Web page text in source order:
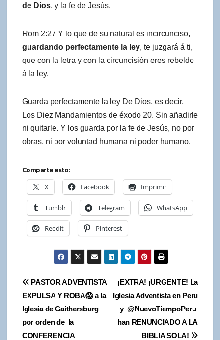
de Dios, y la fe de Jesús.
Rom 2:27 Y lo que de su natural es incircunciso,
guardando perfectamente la ley, te juzgará á ti,
que con la letra y con la circuncisión eres rebelde
á la ley.
Guarda perfectamente la ley De Dios, es decir,
Los Diez Mandamientos de éxodo 20. Sin añadirle
ni quitarle. Y los guarda por la fe de Jesús, no por
obras, ni por voluntad humana ni poder humano.
Comparte esto:
X Facebook Imprimir
Tumblr Telegram WhatsApp
Reddit Pinterest
Navegación
de
entradas
¡EXTRA! ¡URGENTE! La
Iglesia Adventista en Peru
y @NuevoTiempoPeru
han RENUNCIADO A LA
BIBLIA SOLA!
PASTOR ADVENTISTA
EXPULSA Y ROBA😱 a la
Iglesia de Gaithersburg
por orden de la
CONFERENCIA